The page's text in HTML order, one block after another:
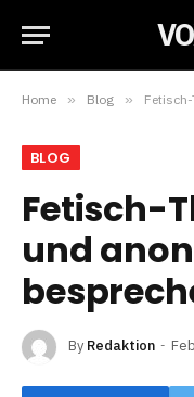
Home » Blog »
BLOG
Fetisch-
und
By Redaktion